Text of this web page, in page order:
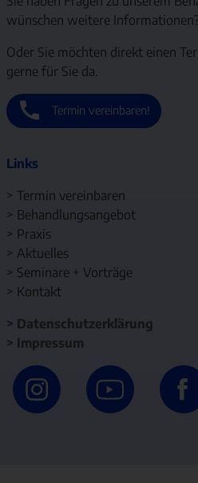
wünschen weitere
Oder Sie möchten direkt einen
gerne für Sie da.
Termin vereinbaren!
Links
> Termin vereinbaren
> Behandlungsangebot
> Praxis
> Aktuelles
> Seminare + Vorträge
> Kontakt
> Datenschutzerklärung
> Impressum